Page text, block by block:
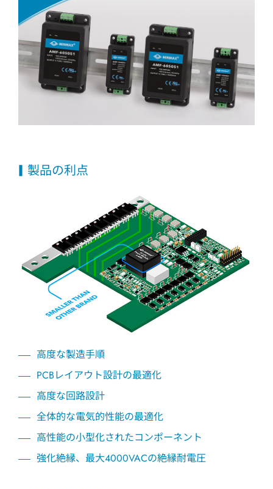
製品の利点
高度な製造手順
PCBレイアウト設計の最適化
高度な回路設計
全体的な電気的性能の最適化
高性能の小型化されたコンポーネント
強化絶縁、最大4000VACの絶縁耐電圧